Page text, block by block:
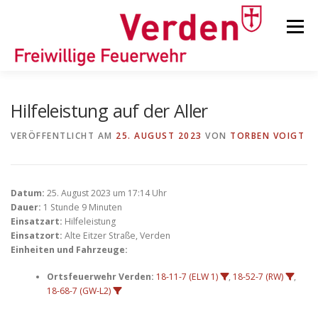
Menü
KINDER-/JUGENDFEUERWEHR
Hilfeleistung auf der Aller
VERÖFFENTLICHT AM 25. AUGUST 2023 VON TORBEN VOIGT
Datum: 25. August 2023 um 17:14 Uhr
Dauer: 1 Stunde 9 Minuten
Einsatzart: Hilfeleistung
Einsatzort: Alte Eitzer Straße, Verden
Einheiten und Fahrzeuge:
Ortsfeuerwehr Verden: 18-11-7 (ELW 1) , 18-52-7 (RW)
,
18-68-7 (GW-L2)